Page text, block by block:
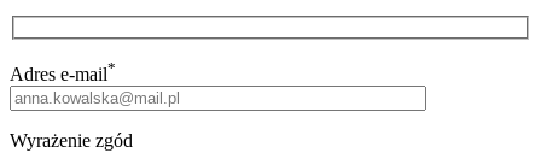
Adres e-mail*
Wyrażenie zgód